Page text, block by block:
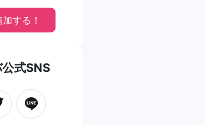
する！
式SNS